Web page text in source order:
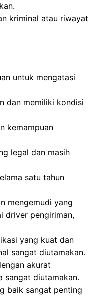
kriminal atau riwayat
untuk mengatasi
dan memiliki kondisi
kemampuan
legal dan masih
satu tahun
mengemudi yang
driver pengiriman,
yang kuat dan
sangat diutamakan.
akurat
sangat diutamakan.
baik sangat penting